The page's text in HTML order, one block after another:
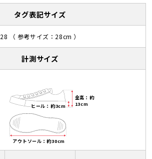
タグ表記サイズ
28 （ 参考サイズ：28cm ）
計測サイズ
全高：約
13cm
ヒール：約3cm
アウトソール：約30cm